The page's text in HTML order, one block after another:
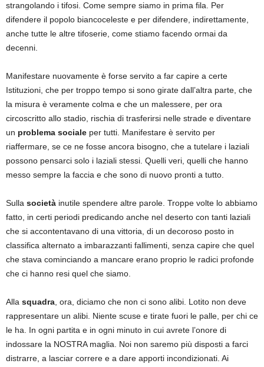
strangolando i tifosi. Come sempre siamo in prima fila. Per
difendere il popolo biancoceleste e per difendere, indirettamente,
anche tutte le altre tifoserie, come stiamo facendo ormai da
decenni.
Manifestare nuovamente è forse servito a far capire a certe
Istituzioni, che per troppo tempo si sono girate dall’altra parte, che
la misura è veramente colma e che un malessere, per ora
circoscritto allo stadio, rischia di trasferirsi nelle strade e diventare
un problema sociale per tutti. Manifestare è servito per
riaffermare, se ce ne fosse ancora bisogno, che a tutelare i laziali
possono pensarci solo i laziali stessi. Quelli veri, quelli che hanno
messo sempre la faccia e che sono di nuovo pronti a tutto.
Sulla società inutile spendere altre parole. Troppe volte lo abbiamo
fatto, in certi periodi predicando anche nel deserto con tanti laziali
che si accontentavano di una vittoria, di un decoroso posto in
classifica alternato a imbarazzanti fallimenti, senza capire che quel
che stava cominciando a mancare erano proprio le radici profonde
che ci hanno resi quel che siamo.
Alla squadra, ora, diciamo che non ci sono alibi. Lotito non deve
rappresentare un alibi. Niente scuse e tirate fuori le palle, per chi ce
le ha. In ogni partita e in ogni minuto in cui avrete l’onore di
indossare la NOSTRA maglia. Noi non saremo più disposti a farci
distrarre, a lasciar correre e a dare apporti incondizionati. Ai